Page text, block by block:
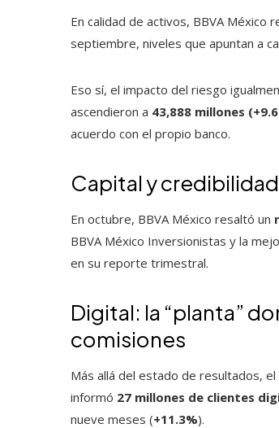
En calidad de activos, BBVA México
septiembre, niveles que apuntan a
Eso sí, el impacto del riesgo
ascendieron a 43,888 millones
acuerdo con el propio banco.
Capital y
En octubre, BBVA México resaltó un
BBVA México Inversionistas y la
en su reporte trimestral.
Digital: la “planta”
comisiones
Más allá del estado de resultados,
informó 27 millones de clientes
nueve meses (+11.3%).